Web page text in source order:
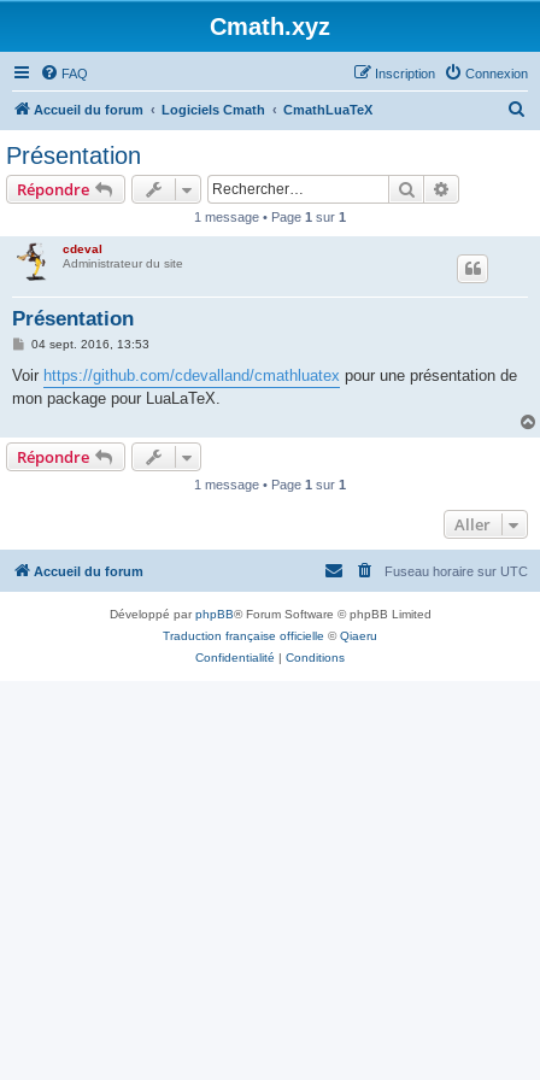
Cmath.xyz
FAQ Connexion
Inscription
Accueil du forum Logiciels Cmath CmathLuaTeX
Présentation
Répondre Rechercher
1 message • Page 1 sur 1
cdeval
Administrateur du site
Présentation
M
s
a
04 sept. 2016, 13:53
Voir https://github.com/cdevalland/cmathluatex pour une présentation de
mon package pour LuaLaTeX.
Répondre
1 message • Page 1 sur 1
Aller
Accueil du forum Fuseau horaire sur UTC
Développé parphpBB® Forum Software © phpBB Limited
Traduction française officielle ©Qiaeru
Confidentialité | Conditions